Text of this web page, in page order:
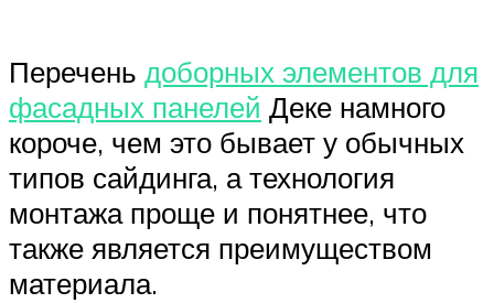
Перечень доборных элементов для
фасадных панелей Деке намного
короче, чем это бывает у обычных
типов сайдинга, а технология
монтажа проще и понятнее, что
также является преимуществом
материала.